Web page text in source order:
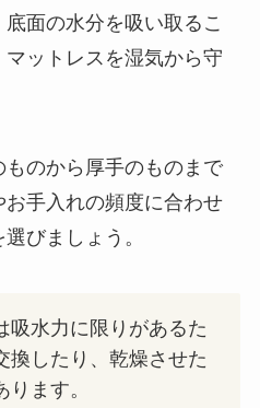
面の水分を吸い取るこ
ットレスを湿気から守
のから厚手のものまで
手入れの頻度に合わせ
びましょう。
吸水力に限りがあるた
換したり、乾燥させた
ります。